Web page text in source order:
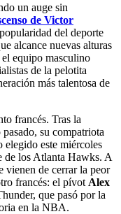
un auge sin
de Victor
del deporte
alcance nuevas alturas
equipo masculino
de la pelotita
más talentosa de
francés. Tras la
su compatriota
elegido este miércoles
de los Atlanta Hawks. A
vienen de cerrar la peor
francés: el pívot Alex
que pasó por la
en la NBA.